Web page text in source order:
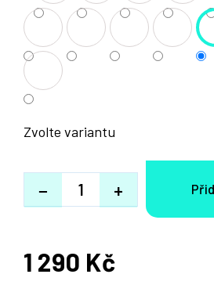
Zvolte variantu
+
−
1 290 Kč
Měrná